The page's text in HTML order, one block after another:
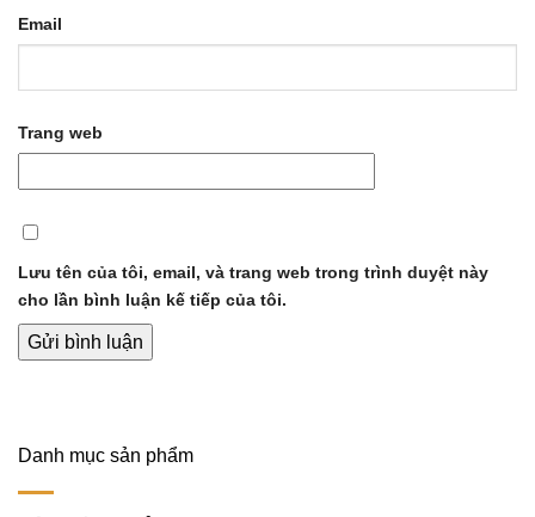
Email
Trang web
Lưu tên của tôi, email, và trang web trong trình duyệt này
cho lần bình luận kế tiếp của tôi.
Danh mục sản phẩm